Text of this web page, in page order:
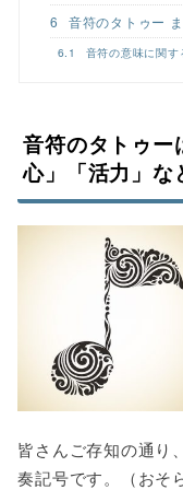
6
音符のタトゥー
6.1 音符の意味に関す
音符のタトゥー
心」「活力」な
皆さんご存知の通り、
奏記号です。（おそ